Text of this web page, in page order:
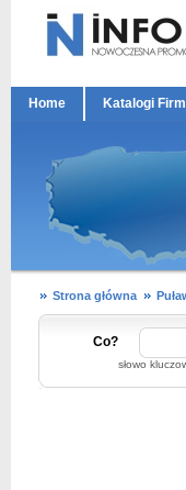
Home Katalogi
Strona główna
Co?
słowo